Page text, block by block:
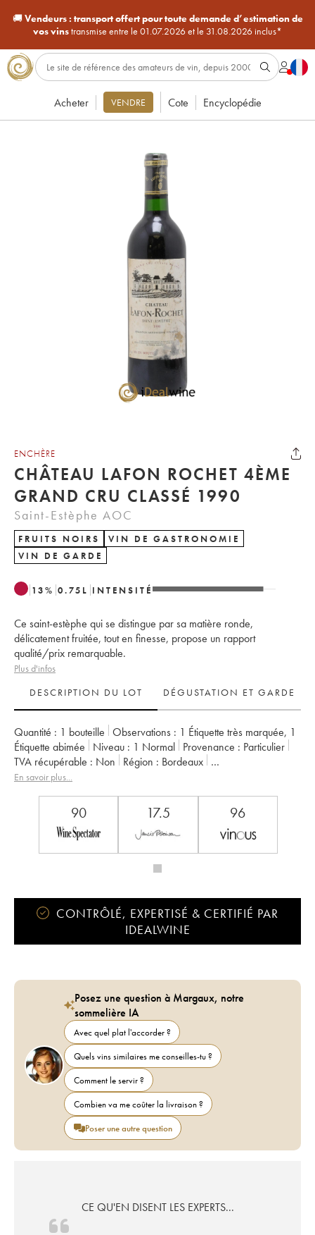
🚚Vendeurs : transport offert pour toute demande d’estimation de
vos vinstransmise entre le 01.07.2026 et le 31.08.2026 inclus*
Acheter VENDRE Cote Encyclopédie
ENCHÈRE
CHÂTEAU LAFON ROCHET 4ÈME
GRAND CRU CLASSÉ 1990
Saint-Estèphe AOC
FRUITS NOIRS
VIN DE GASTRONOMIE
VIN DE GARDE
13% 0.75 L INTENSITÉ
Ce saint-estèphe qui se distingue par sa matière ronde,
délicatement fruitée, tout en finesse, propose un rapport
qualité/prix remarquable.
Plus d'infos
DESCRIPTION DU LOT
DÉGUSTATION ET GARDE
Quantité : 1 bouteille Observations : 1 Étiquette très marquée, 1
Étiquette abimée
Niveau : 1 Normal Provenance : particulier
TVA récupérable :
non Région :
Bordeaux
Appellation :
Basile Tesseron
En savoir plus...
90 17.5 96
CONTRÔLÉ, EXPERTISÉ & CERTIFIÉ PAR
IDEALWINE
Posez une question à Margaux, notre
sommelière IA
Avec quel plat l'accorder ?
Quels vins similaires me conseilles-tu ?
Comment le servir ?
Combien va me coûter la livraison ?
Poser une autre question
CE QU'EN DISENT LES EXPERTS...